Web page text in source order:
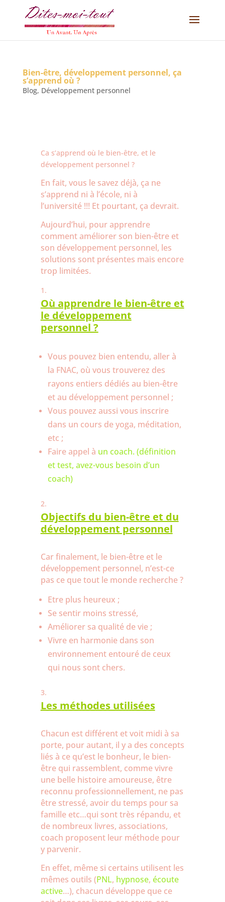
Bien-être, développement personnel, ça
s’apprend où ?
Blog, Développement personnel
Ca s’apprend où le bien-être, et le
développement personnel ?
En fait, vous le savez déjà, ça ne
s’apprend ni à l’école, ni à
l’université !!! Et pourtant, ça devrait.
Aujourd’hui, pour apprendre
comment améliorer son bien-être et
son développement personnel, les
solutions sont présentes mais encore
trop limitées.
Où apprendre le bien-être et
le développement
personnel ?
Vous pouvez bien entendu, aller à
la FNAC, où vous trouverez des
rayons entiers dédiés au bien-être
et au développement personnel ;
Vous pouvez aussi vous inscrire
dans un cours de yoga, méditation,
etc ;
Faire appel à un coach. (définition
et test, avez-vous besoin d’un
coach)
Objectifs du bien-être et du
développement personnel
Car finalement, le bien-être et le
développement personnel, n’est-ce
pas ce que tout le monde recherche ?
Etre plus heureux ;
Se sentir moins stressé,
Améliorer sa qualité de vie ;
Vivre en harmonie dans son
environnement entouré de ceux
qui nous sont chers.
Les méthodes utilisées
Chacun est différent et voit midi à sa
porte, pour autant, il y a des concepts
liés à ce qu’est le bonheur, le bien-
être qui rassemblent, comme vivre
une belle histoire amoureuse, être
reconnu professionnellement, ne pas
être stressé, avoir du temps pour sa
famille etc…qui sont très répandu, et
de nombreux livres, associations,
coach proposent leur méthode pour
y parvenir.
En effet, même si certains utilisent les
mêmes outils (PNL, hypnose, écoute
active…), chacun développe que ce